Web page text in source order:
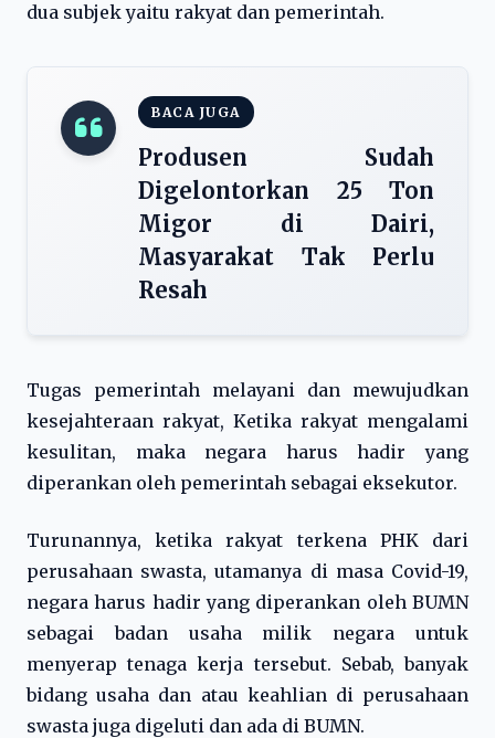
dua subjek yaitu rakyat dan pemerintah.
BACA JUGA
Produsen Sudah
Digelontorkan 25 Ton
Migor di Dairi,
Masyarakat Tak Perlu
Resah
Tugas pemerintah melayani dan mewujudkan
kesejahteraan rakyat, Ketika rakyat mengalami
kesulitan, maka negara harus hadir yang
diperankan oleh pemerintah sebagai eksekutor.
Turunannya, ketika rakyat terkena PHK dari
perusahaan swasta, utamanya di masa Covid-19,
negara harus hadir yang diperankan oleh BUMN
sebagai badan usaha milik negara untuk
menyerap tenaga kerja tersebut. Sebab, banyak
bidang usaha dan atau keahlian di perusahaan
swasta juga digeluti dan ada di BUMN.